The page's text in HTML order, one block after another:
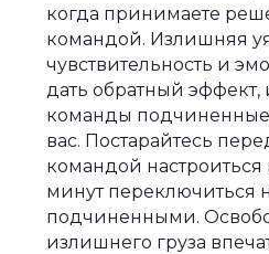
когда принимаете
командой. Излишняя
чувствительность и
дать обратный
команды подчиненные
вас. Постарайтесь
командой настроиться
минут переключиться
подчиненными.
излишнего груза